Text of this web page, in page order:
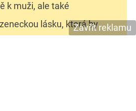
k muži, ale také
lásku, která byZavřít reklamu